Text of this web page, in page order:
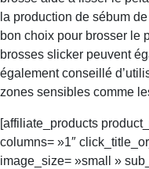
la production de sébum
bon choix pour brosser le
brosses slicker peuvent
également conseillé
zones sensibles comme
[affiliate_products
columns= »1″
image_size= »small »